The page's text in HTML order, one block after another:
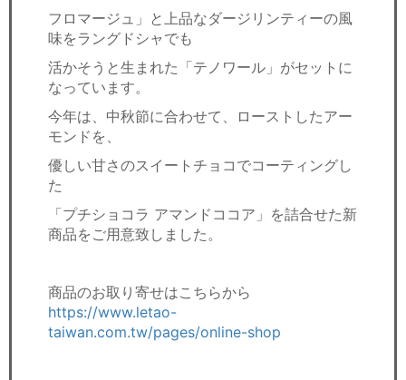
フロマージュ」と上品なダージリンティーの風
味をラングドシャでも
活かそうと生まれた「テノワール」がセットに
なっています。
今年は、中秋節に合わせて、ローストしたアー
モンドを、
優しい甘さのスイートチョコでコーティングし
た
「プチショコラ アマンドココア」を詰合せた新
商品をご用意致しました。
商品のお取り寄せはこちらから
https://www.letao-
taiwan.com.tw/pages/online-shop